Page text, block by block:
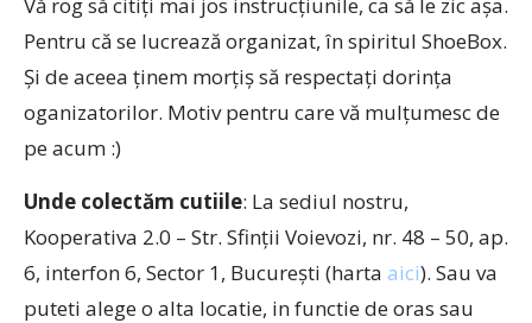
Pentru că se lucrează organizat, în spiritul ShoeBox.
Și de aceea ținem morțiș să respectați dorința
oganizatorilor. Motiv pentru care vă mulțumesc de
pe acum :)
Unde colectăm cutiile: La sediul nostru,
Kooperativa 2.0 – Str. Sfinţii Voievozi, nr. 48 – 50, ap.
6, interfon 6, Sector 1, București (harta aici). Sau va
puteti alege o alta locatie, in functie de oras sau